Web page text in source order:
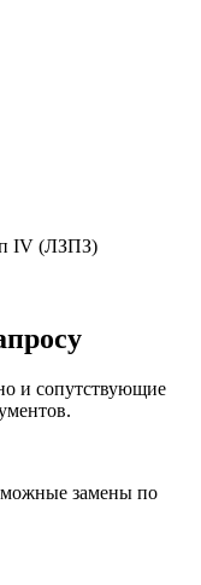
IV (ЛЗПЗ)
и сопутствующие
замены по